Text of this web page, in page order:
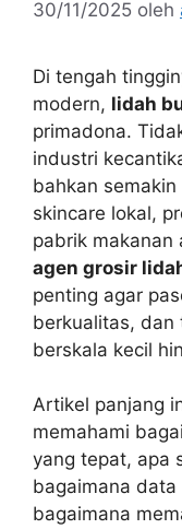
30/11/2025 oleh
Di tengah
modern, lidah
primadona.
industri
bahkan
skincare lokal,
pabrik makanan
agen grosir
penting agar
berkualitas, dan
berskala kecil
Artikel panjang
memahami
yang tepat, apa
bagaimana
bagaimana